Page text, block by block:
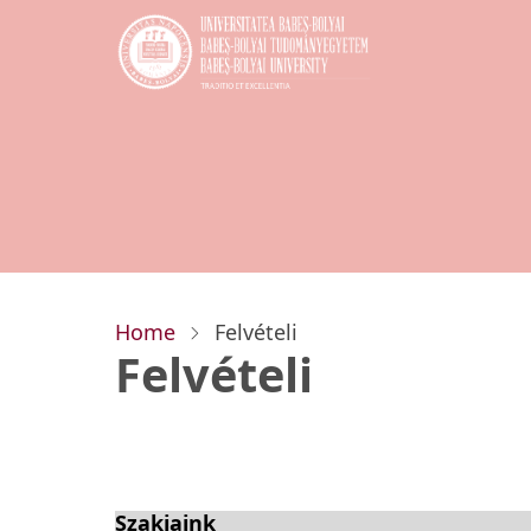
Home Felvételi
Felvételi
Szakjaink